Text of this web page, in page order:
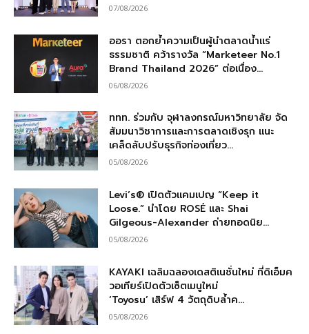
07/08/2026
ออรา ตอกย้ำความเป็นผู้นำตลาดน้ำแร่
ธรรมชาติ คว้ารางวัล “Marketeer No.1
Brand Thailand 2026” ต่อเนื่อง...
06/08/2026
ททท. ร่วมกับ จุฬาลงกรณ์มหาวิทยาลัย จัด
สัมมนาวิชาการและการตลาดเชิงรุก แนะ
เคล็ดลับปรับธุรกิจท่องเที่ยว...
05/08/2026
Levi’s® เปิดตัวแคมเปญ “Keep it
Loose.” นำโดย ROSÉ และ Shai
Gilgeous-Alexander ถ่ายทอดนิย...
05/08/2026
KAYAKI เฉลิมฉลองเดสติเนชั่นใหม่ ที่ดิเอ็มค
วอเทียร์เปิดตัวเซ็ตเมนูใหม่
‘Toyosu’ เสิร์ฟ 4 วัตถุดิบล้ำค...
05/08/2026